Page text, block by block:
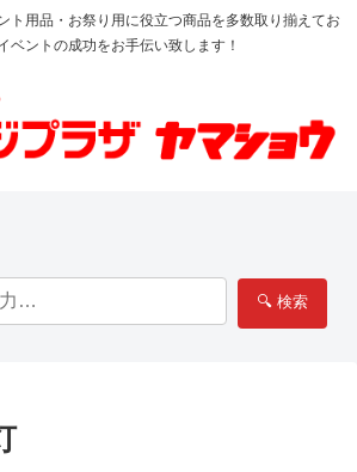
ト用品・お祭り用に役立つ商品を多数取り揃えてお
ベントの成功をお手伝い致します！
🔍 検索